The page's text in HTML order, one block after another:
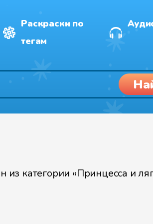
Раскраски по
тегам
категории «Принцесса и